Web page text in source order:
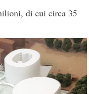
di cui circa 35